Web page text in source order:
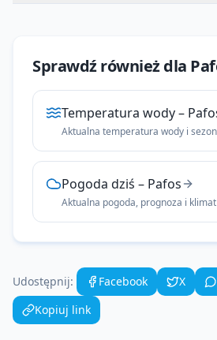
Sprawdź również dla
Temperatura wody–
Aktualna temperatura wody i
Pogoda dziś – Pafos
Aktualna pogoda, prognoza i
Udostępnij: Facebook X
Kopiuj link